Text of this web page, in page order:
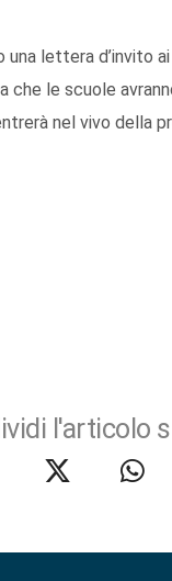
una lettera d’invito
che le scuole
nel vivo della
l'articolo